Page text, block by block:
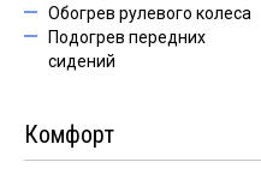
Обогрев рулевого колеса
Подогрев передних
сидений
Комфорт